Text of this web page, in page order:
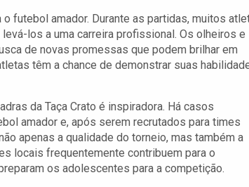
futebol amador. Durante as partidas, muitos
los a uma carreira profissional. Os olheiros e
de novas promessas que podem brilhar em
têm a chance de demonstrar suas
da Taça Crato é inspiradora. Há casos
amador e, após serem recrutados para times
apenas a qualidade do torneio, mas também a
locais frequentemente contribuem para o
os adolescentes para a competição.